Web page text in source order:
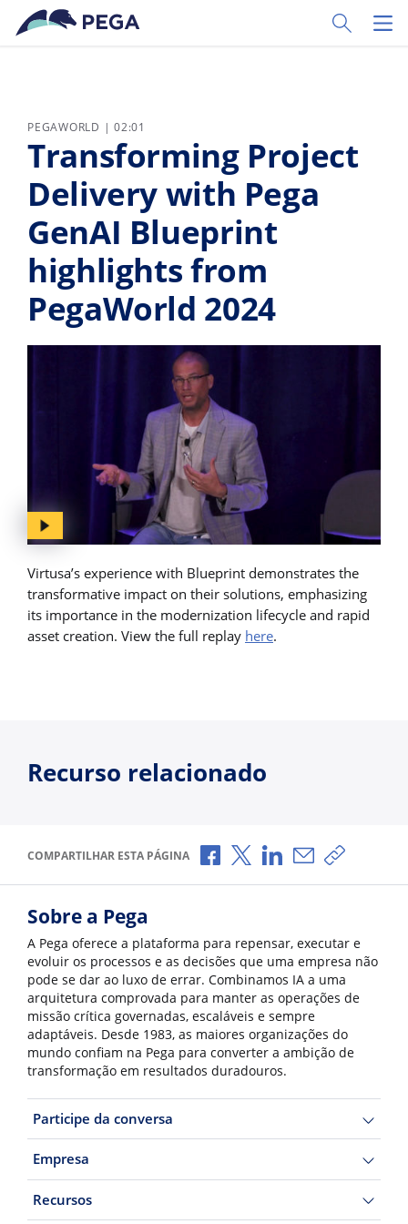
Pular para o conteúdo principal
Toggle
PEGAWORLD | 02:01
Transforming Project
Delivery with Pega
GenAI Blueprint
highlights from
PegaWorld 2024
Virtusa’s experience with Blueprint demonstrates the
transformative impact on their solutions, emphasizing
its importance in the modernization lifecycle and rapid
asset creation. View the full replay here.
Recurso relacionado
COMPARTILHAR ESTA PÁGINA Compartilhar no Facebook
Compartilhar no X
Compartilhar no
Compartilhar
Copiar
Sobre a Pega
A Pega oferece a plataforma para repensar, executar e
evoluir os processos e as decisões que uma empresa não
pode se dar ao luxo de errar. Combinamos IA a uma
arquitetura comprovada para manter as operações de
missão crítica governadas, escaláveis e sempre
adaptáveis. Desde 1983, as maiores organizações do
mundo confiam na Pega para converter a ambição de
transformação em resultados duradouros.
Participe da conversa
Empresa
Recursos